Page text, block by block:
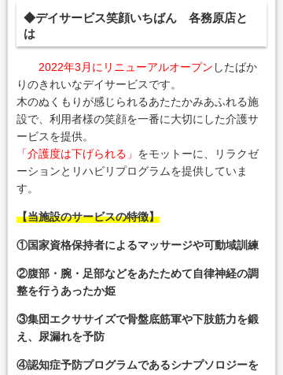
◆デイサービス笑顔いちばん 各務原店と
は
2022年3月にリニューアルオープン したばか
りのきれいなデイサービスです。
木のぬくもりが感じられるあたたかみあふれる施
設で、利用者様の笑顔を一番に大切にした介護サ
ービスを提供。
「介護度は下げられる」 をモットーに、リラクゼ
ーションとリハビリプログラムを提供していま
す。
【当施設のサービスの特徴】
①国家資格保持者によるマッサージや可動域訓練
②腹部・腕・足部などをあたためて自律神経の調
整を行うあったか姫
③集団エクササイズで骨盤底筋軍や下肢筋力を鍛
え、尿漏れを予防
④認知症予防プログラムであるシナプソロジーを